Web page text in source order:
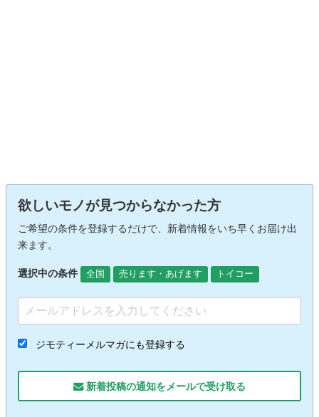
欲しいモノが見つからなかった方
ご希望の条件を登録するだけで、新着情報をいち早くお届け出
来ます。
選択中の条件 全国 売ります・あげます トイコー
ジモティーメルマガにも登録する
新着投稿の通知をメールで受け取る